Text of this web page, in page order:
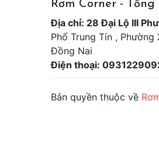
Rơm Corner - Tổng
Địa chỉ: 28 Đại Lộ III
Phố Trung Tín , Phường
Đồng Nai
Điện thoại:
Bản quyền thuộc về